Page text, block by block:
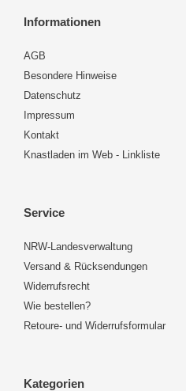
Informationen
AGB
Besondere Hinweise
Datenschutz
Impressum
Kontakt
Knastladen im Web - Linkliste
Service
NRW-Landesverwaltung
Versand & Rücksendungen
Widerrufsrecht
Wie bestellen?
Retoure- und Widerrufsformular
Kategorien